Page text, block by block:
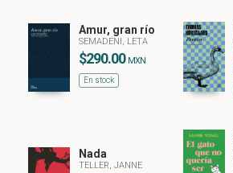
Amur, gran río
SEMADENI, LETA
$290.00 MXN
En stock
Nada
TELLER, JANNE